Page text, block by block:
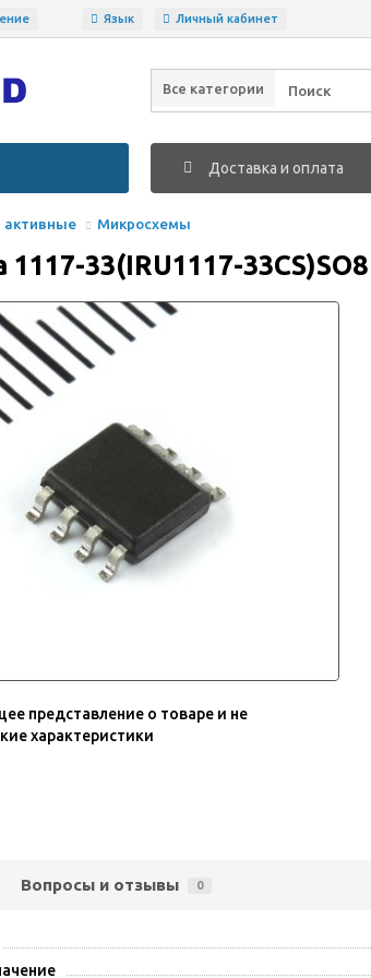
Язык Личный кабинет
Все категории
Доставка и оплата
активные Микросхемы
33(IRU1117-33CS)SO8
представление о товаре и не
характеристики
Вопросы и отзывы 0